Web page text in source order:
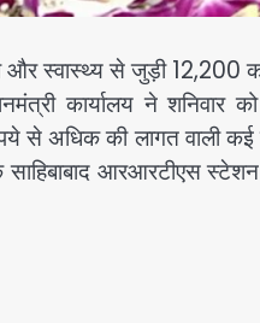
और स्वास्थ्य से जुड़ी
कार्यालय ने शनिवार
से अधिक की लागत वाली
साहिबाबाद आरआरटीएस